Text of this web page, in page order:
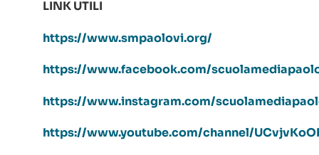
LINK UTILI
https://www.smpaolovi.org/
https://www.facebook.com/
https://www.instagram.com/
https://www.youtube.com/channel/